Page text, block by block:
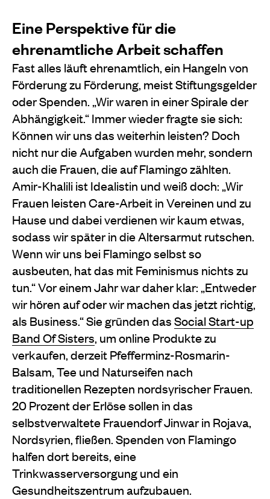
Eine Perspektive für die
ehrenamtliche Arbeit schaffen
Fast alles läuft ehrenamtlich, ein Hangeln von
Förderung zu Förderung, meist Stiftungsgelder
oder Spenden. „Wir waren in einer Spirale der
Abhängigkeit.“ Immer wieder fragte sie sich:
Können wir uns das weiterhin leisten? Doch
nicht nur die Aufgaben wurden mehr, sondern
auch die Frauen, die auf Flamingo zählten.
Amir-Khalili ist Idealistin und weiß doch: „Wir
Frauen leisten Care-Arbeit in Vereinen und zu
Hause und dabei verdienen wir kaum etwas,
sodass wir später in die Altersarmut rutschen.
Wenn wir uns bei Flamingo selbst so
ausbeuten, hat das mit Feminismus nichts zu
tun.“ Vor einem Jahr war daher klar: „Entweder
wir hören auf oder wir machen das jetzt richtig,
als Business.“ Sie gründen dasSocial Start-up
Band Of Sisters, um online Produkte zu
verkaufen, derzeit Pfefferminz-Rosmarin-
Balsam, Tee und Naturseifen nach
traditionellen Rezepten nordsyrischer Frauen.
20 Prozent der Erlöse sollen in das
selbstverwaltete Frauendorf Jinwar in Rojava,
Nordsyrien, fließen. Spenden von Flamingo
halfen dort bereits, eine
Trinkwasserversorgung und ein
Gesundheitszentrum aufzubauen.